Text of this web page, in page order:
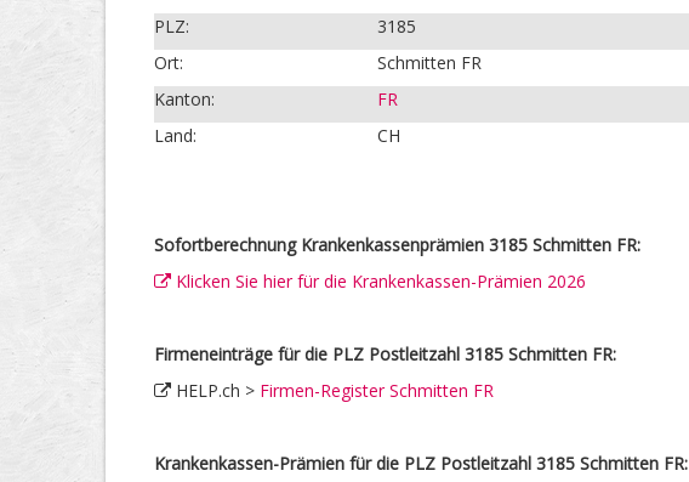
PLZ:
3185
Ort:
Schmitten FR
Kanton:
FR
Land:
CH
Sofortberechnung Krankenkassenprämien 3185 Schmitten FR:
Klicken Sie hier für die Krankenkassen-Prämien 2026
Firmeneinträge für die PLZ Postleitzahl 3185 Schmitten FR:
HELP.ch > Firmen-Register Schmitten FR
Krankenkassen-Prämien für die PLZ Postleitzahl 3185 Schmitten FR: